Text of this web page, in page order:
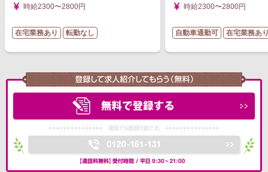
時給2300〜2800円
在宅業務あり 転勤なし
時給2300〜2800円
自動車通勤可 在宅業務あ